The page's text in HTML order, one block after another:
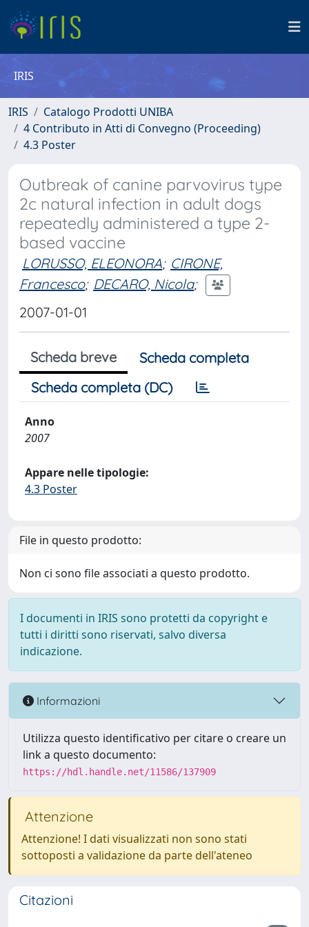
IRIS
IRIS
Catalogo Prodotti UNIBA
4 Contributo in Atti di Convegno (Proceeding)
4.3 Poster
Outbreak of canine parvovirus type
2c natural infection in adult dogs
repeatedly administered a type 2-
based vaccine
LORUSSO, ELEONORA; CIRONE,
Francesco; DECARO, Nicola;
2007-01-01
Scheda breve
Scheda completa
Scheda completa (DC)
Anno
2007
Appare nelle tipologie:
4.3 Poster
File in questo prodotto:
Non ci sono file associati a questo prodotto.
I documenti in IRIS sono protetti da copyright e
tutti i diritti sono riservati, salvo diversa
indicazione.
Informazioni
Utilizza questo identificativo per citare o creare un
link a questo documento:
https://hdl.handle.net/11586/137909
Attenzione
Attenzione! I dati visualizzati non sono stati
sottoposti a validazione da parte dell'ateneo
Citazioni